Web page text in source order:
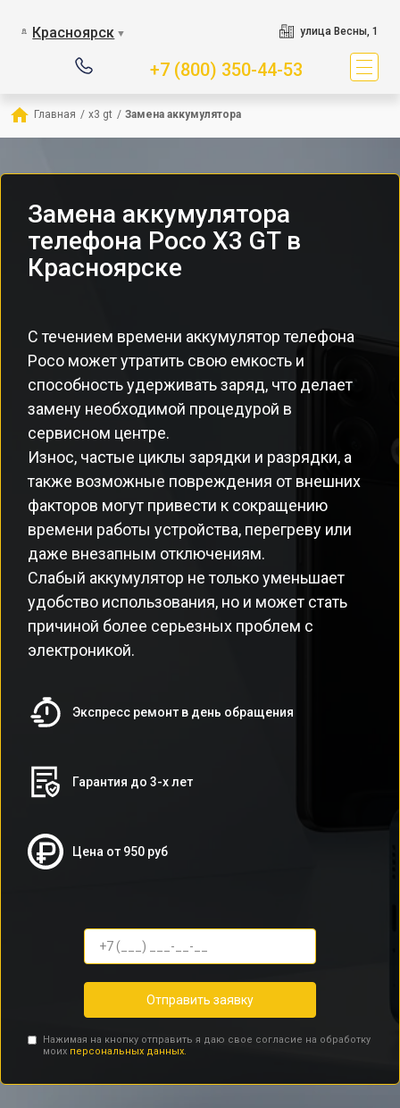
Красноярск ▼ улица Весны, 1
+7 (800) 350-44-53
Главная / x3 gt / Замена аккумулятора
Замена аккумулятора
телефона Poco X3 GT в
Красноярске
С течением времени аккумулятор телефона
Poco может утратить свою емкость и
способность удерживать заряд, что делает
замену необходимой процедурой в
сервисном центре.
Износ, частые циклы зарядки и разрядки, а
также возможные повреждения от внешних
факторов могут привести к сокращению
времени работы устройства, перегреву или
даже внезапным отключениям.
Слабый аккумулятор не только уменьшает
удобство использования, но и может стать
причиной более серьезных проблем с
электроникой.
Экспресс ремонт в день обращения
Гарантия до 3-х лет
Цена от 950 руб
Отправить заявку
Нажимая на кнопку отправить я даю свое согласие на обработку
моих персональных данных.